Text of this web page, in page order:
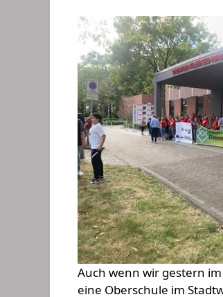
Auch wenn wir gestern
eine Oberschule im